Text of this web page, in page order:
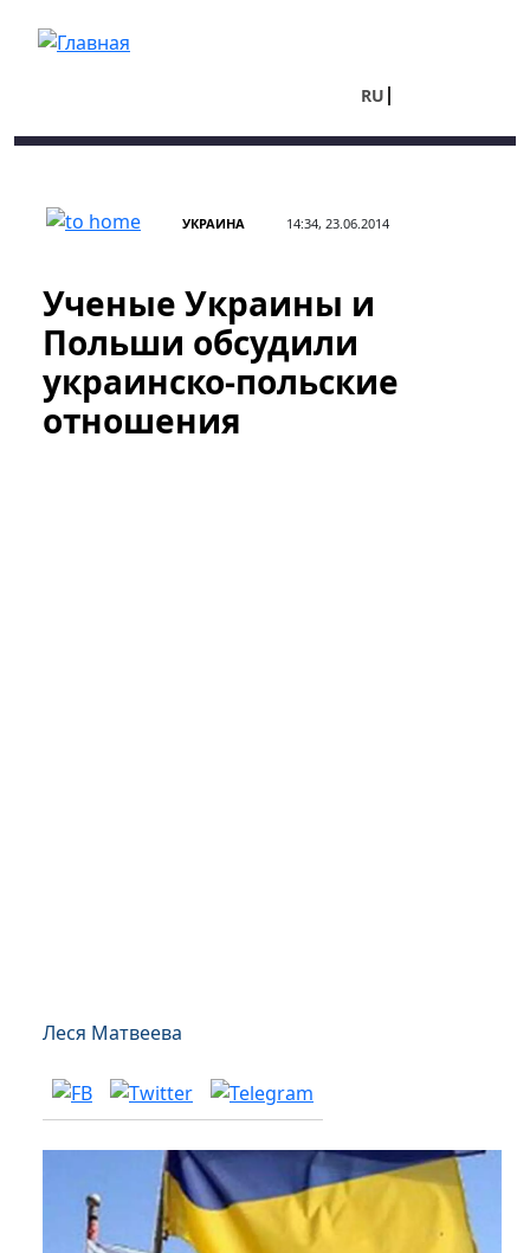
RU
УКРАИНА 14:34, 23.06.2014
Ученые Украины и
Польши обсудили
украинско-польские
отношения
Леся Матвеева